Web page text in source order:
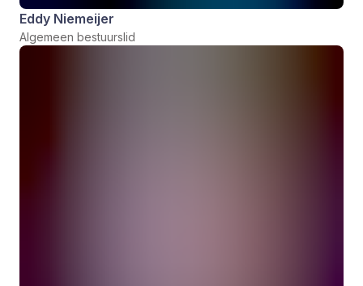
Eddy Niemeijer
Algemeen bestuurslid